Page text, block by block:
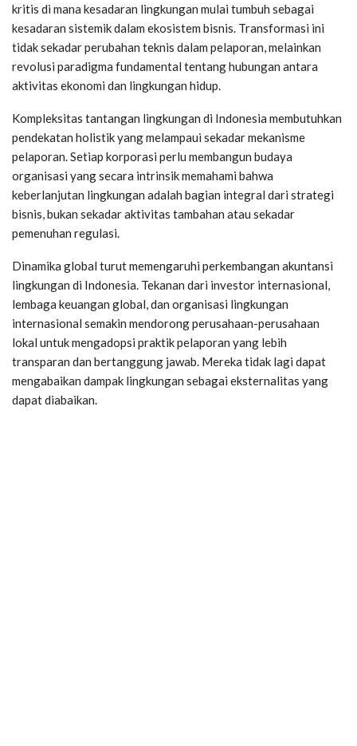
kritis di mana kesadaran lingkungan mulai tumbuh sebagai
kesadaran sistemik dalam ekosistem bisnis. Transformasi ini
tidak sekadar perubahan teknis dalam pelaporan, melainkan
revolusi paradigma fundamental tentang hubungan antara
aktivitas ekonomi dan lingkungan hidup.
Kompleksitas tantangan lingkungan di Indonesia membutuhkan
pendekatan holistik yang melampaui sekadar mekanisme
pelaporan. Setiap korporasi perlu membangun budaya
organisasi yang secara intrinsik memahami bahwa
keberlanjutan lingkungan adalah bagian integral dari strategi
bisnis, bukan sekadar aktivitas tambahan atau sekadar
pemenuhan regulasi.
Dinamika global turut memengaruhi perkembangan akuntansi
lingkungan di Indonesia. Tekanan dari investor internasional,
lembaga keuangan global, dan organisasi lingkungan
internasional semakin mendorong perusahaan-perusahaan
lokal untuk mengadopsi praktik pelaporan yang lebih
transparan dan bertanggung jawab. Mereka tidak lagi dapat
mengabaikan dampak lingkungan sebagai eksternalitas yang
dapat diabaikan.